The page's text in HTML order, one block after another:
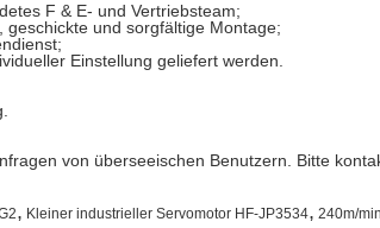
F & E- und Vertriebsteam;
und sorgfältige Montage;
Einstellung geliefert werden.
von überseeischen Benutzern. Bitte
, Kleiner industrieller Servomotor HF-JP3534, 240m/